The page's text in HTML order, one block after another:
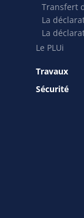
Transfert
La
La
Le PLUi
Travaux
Sécurité